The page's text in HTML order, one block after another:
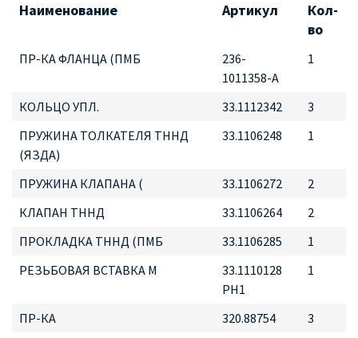
Наименование Артикул
Кол-
во
ПР-КА ФЛАНЦА (ПМБ
236-
1011358-А
1
КОЛЬЦО УПЛ. 33.1112342
3
ПРУЖИНА ТОЛКАТЕЛЯ ТННД
(ЯЗДА)
33.1106248 1
ПРУЖИНА КЛАПАНА ( 33.1106272
2
КЛАПАН ТННД
33.1106264
2
ПРОКЛАДКА ТННД (ПМБ
33.1106285
1
РЕЗЬБОВАЯ ВСТАВКА М
33.1110128
РН1
1
ПР-КА 320.88754
3